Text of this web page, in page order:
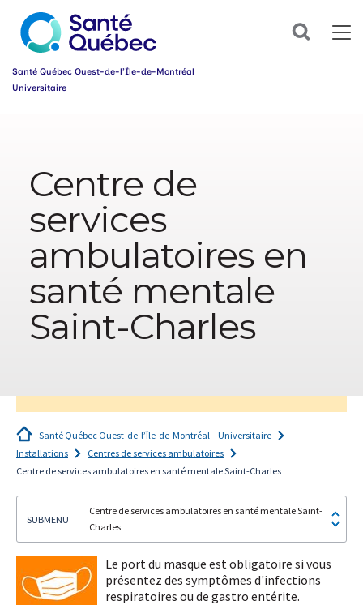
Search
Santé Québec Ouest-de-l’Île-de-Montréal
Universitaire
webCentre de
services
ambulatoires en
santé mentale
Saint-Charles
Santé Québec Ouest-de-l’Île-de-Montréal – Universitaire
Installations
Centres de services ambulatoires
Centre de services ambulatoires en santé mentale Saint-Charles
Centre de services ambulatoires en santé mentale Saint-
Charles
Le port du masque est obligatoire si vous
présentez des symptômes d'infections
respiratoires ou de gastro entérite.
Abonnez-
vous
dès
à
notre
santé!
*
Courriel
*
*
Je
m'abonne!